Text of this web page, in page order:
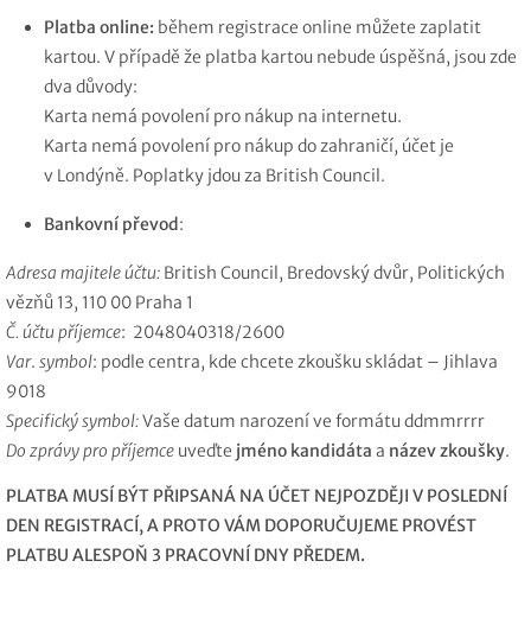
Platba online: během registrace online můžete zaplatit
kartou. V případě že platba kartou nebude úspěšná, jsou zde
dva důvody:
Karta nemá povolení pro nákup na internetu.
Karta nemá povolení pro nákup do zahraničí, účet je
v Londýně. Poplatky jdou za British Council.
Bankovní převod:
Adresa majitele účtu: British Council, Bredovský dvůr, Politických
vězňů 13, 110 00 Praha 1
Č. účtu příjemce: 2048040318/2600
Var. symbol: podle centra, kde chcete zkoušku skládat – Jihlava
9018
Specifický symbol:Vaše datum narození ve formátu ddmmrrrr
Do zprávy pro příjemce uveďte jméno kandidáta a název zkoušky.
PLATBA MUSÍ BÝT PŘIPSANÁ NA ÚČET NEJPOZDĚJI V POSLEDNÍ
DEN REGISTRACÍ, A PROTO VÁM DOPORUČUJEME PROVÉST
PLATBU ALESPOŇ 3 PRACOVNÍ DNY PŘEDEM.